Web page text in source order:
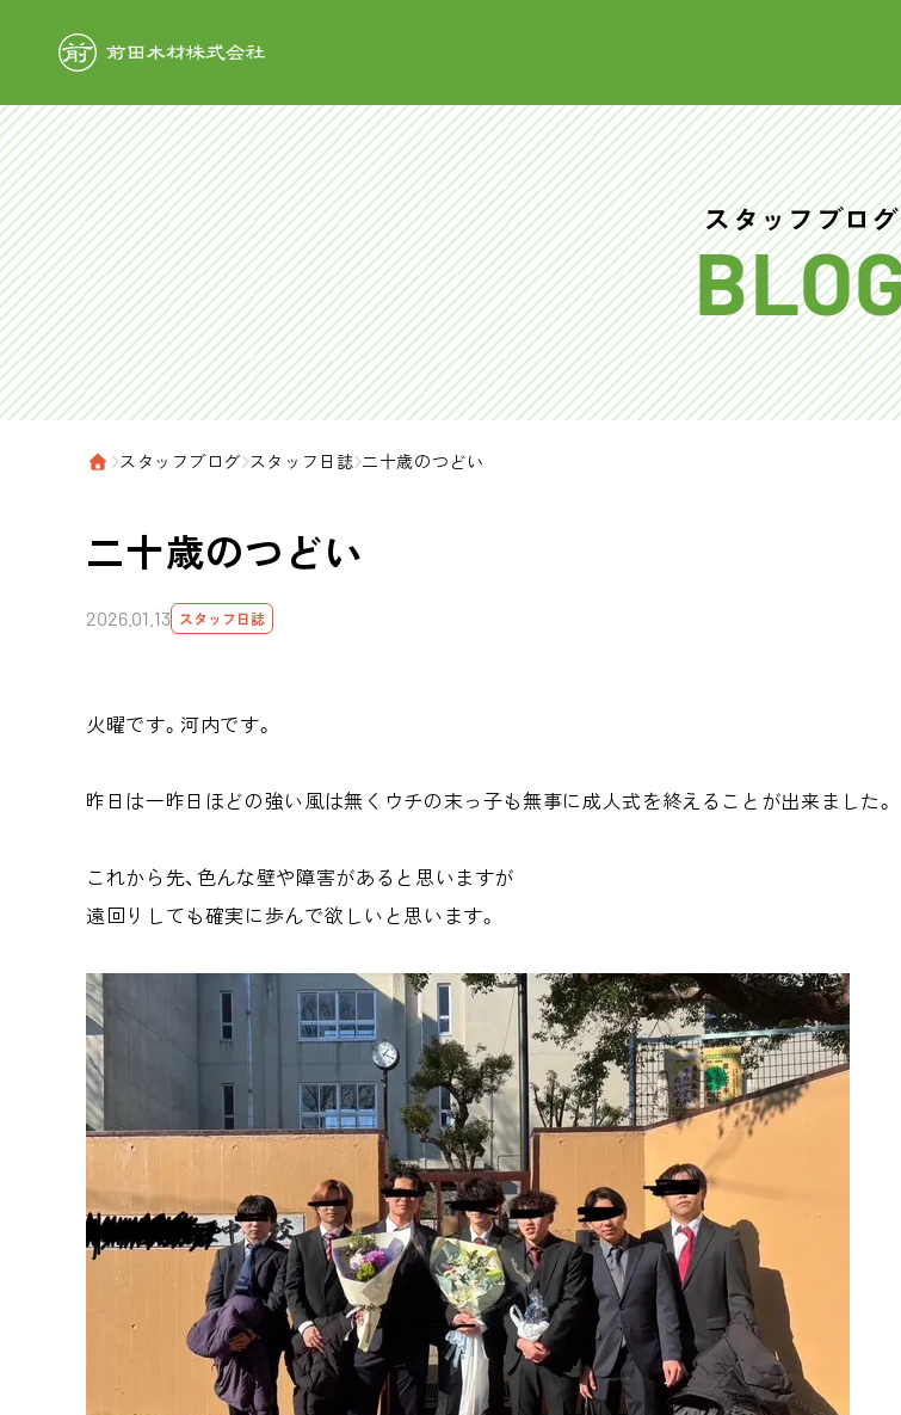
スタッフブログ
ホーム
›スタッフブログ›スタッフ日誌›二十歳のつどい
二十歳のつどい
2026.01.13 スタッフ日誌
火曜です。河内です。
昨日は一昨日ほどの強い風は無くウチの末っ子も無事に成人式を終えることが出来ました。
これから先、色んな壁や障害があると思いますが
遠回りしても確実に歩んで欲しいと思います。